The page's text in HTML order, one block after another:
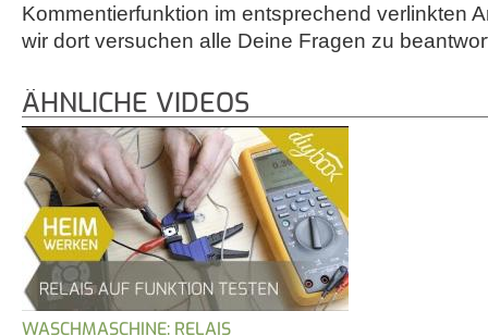
Kommentierfunktion im entsprechend verlinkten
wir dort versuchen alle Deine Fragen zu
ÄHNLICHE VIDEOS
WASCHMASCHINE: RELAIS